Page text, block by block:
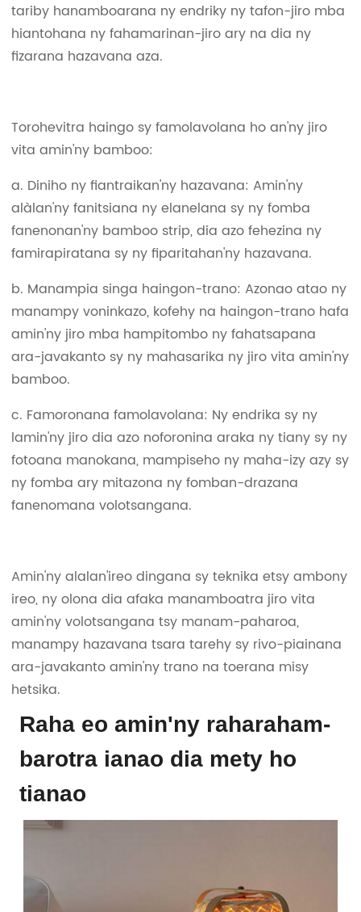
tariby hanamboarana ny endriky ny tafon-jiro mba
hiantohana ny fahamarinan-jiro ary na dia ny
fizarana hazavana aza.
Torohevitra haingo sy famolavolana ho an'ny jiro
vita amin'ny bamboo:
a. Diniho ny fiantraikan'ny hazavana: Amin'ny
alàlan'ny fanitsiana ny elanelana sy ny fomba
fanenonan'ny bamboo strip, dia azo fehezina ny
famirapiratana sy ny fiparitahan'ny hazavana.
b. Manampia singa haingon-trano: Azonao atao ny
manampy voninkazo, kofehy na haingon-trano hafa
amin'ny jiro mba hampitombo ny fahatsapana
ara-javakanto sy ny mahasarika ny jiro vita amin'ny
bamboo.
c. Famoronana famolavolana: Ny endrika sy ny
lamin'ny jiro dia azo noforonina araka ny tiany sy ny
fotoana manokana, mampiseho ny maha-izy azy sy
ny fomba ary mitazona ny fomban-drazana
fanenomana volotsangana.
Amin'ny alalan'ireo dingana sy teknika etsy ambony
ireo, ny olona dia afaka manamboatra jiro vita
amin'ny volotsangana tsy manam-paharoa,
manampy hazavana tsara tarehy sy rivo-piainana
ara-javakanto amin'ny trano na toerana misy
hetsika.
Raha eo amin'ny raharaham-
barotra ianao dia mety ho
tianao